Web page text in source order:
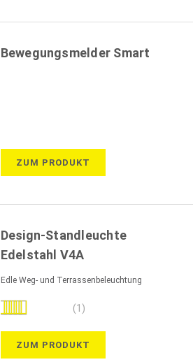
Bewegungsmelder Smart
ZUM PRODUKT
Design-Standleuchte
Edelstahl V4A
Edle Weg- und Terrassenbeleuchtung
Bewertung: (1)
ZUM PRODUKT